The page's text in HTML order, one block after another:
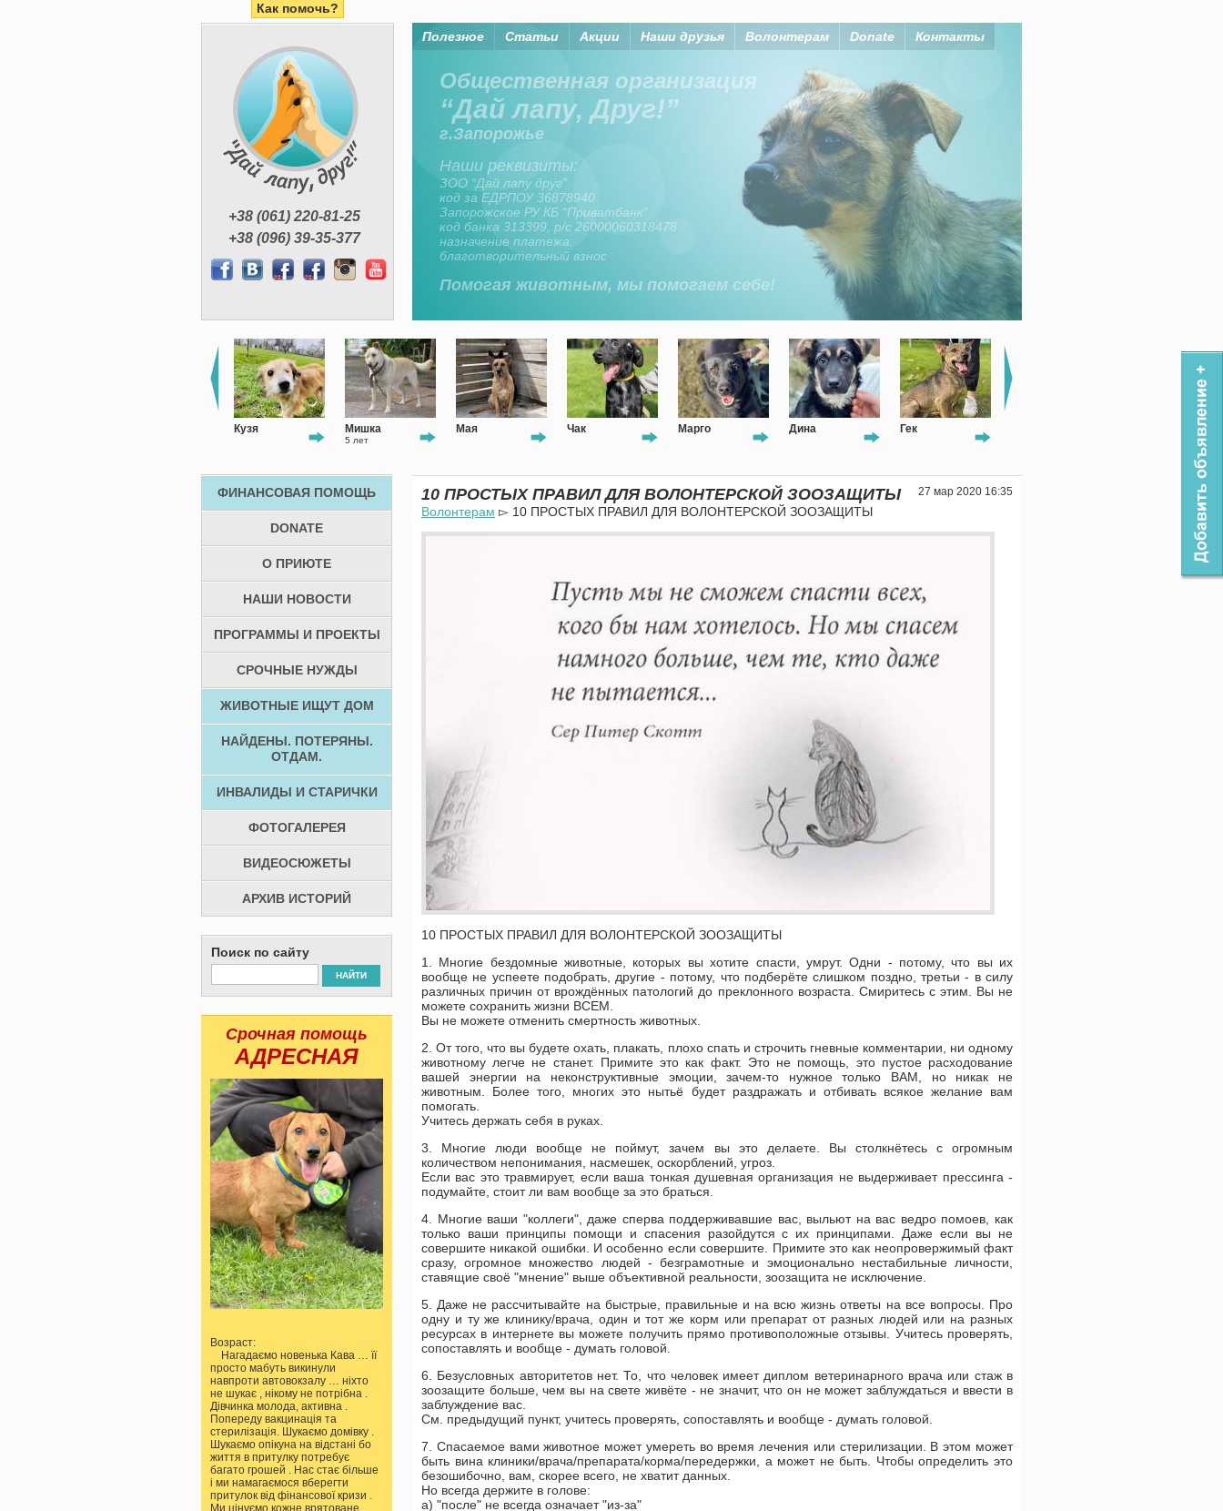
Как помочь?
+38 (061) 220-81-25
+38 (096) 39-35-377
Полезное Статьи Акции Наши друзья Волонтерам Donate Контакты
Помогая животным, мы помогаем себе!
Организация “Дай лапу, друг” существует на
средства членов организаци, а также
неравнодушных горожан
Кузя Мишка
5 лет
Мая Чак Марго Дина Гек
ФИНАНСОВАЯ ПОМОЩЬ
DONATE
О ПРИЮТЕ
НАШИ НОВОСТИ
ПРОГРАММЫ И ПРОЕКТЫ
СРОЧНЫЕ НУЖДЫ
ЖИВОТНЫЕ ИЩУТ ДОМ
НАЙДЕНЫ. ПОТЕРЯНЫ.
ОТДАМ.
ИНВАЛИДЫ И СТАРИЧКИ
ФОТОГАЛЕРЕЯ
ВИДЕОСЮЖЕТЫ
АРХИВ ИСТОРИЙ
Поиск по сайту
НАЙТИ
Срочная помощь
АДРЕСНАЯ
Возраст:
Нагадаємо новенька Кава … її
просто мабуть викинули
навпроти автовокзалу … ніхто
не шукає , нікому не потрібна .
Дівчинка молода, активна .
Попереду вакцинація та
стерилізація. Шукаємо домівку .
Шукаємо опікуна на відстані бо
життя в притулку потребує
багато грошей . Нас стає більше
і ми намагаємося вберегти
притулок від фінансової кризи .
27 мар 2020 16:35
10 ПРОСТЫХ ПРАВИЛ ДЛЯ ВОЛОНТЕРСКОЙ ЗООЗАЩИТЫ
Волонтерам ▻ 10 ПРОСТЫХ ПРАВИЛ ДЛЯ ВОЛОНТЕРСКОЙ ЗООЗАЩИТЫ
10 ПРОСТЫХ ПРАВИЛ ДЛЯ ВОЛОНТЕРСКОЙ ЗООЗАЩИТЫ
1. Многие бездомные животные, которых вы хотите спасти, умрут. Одни - потому, что вы их
вообще не успеете подобрать, другие - потому, что подберёте слишком поздно, третьи - в силу
различных причин от врождённых патологий до преклонного возраста. Смиритесь с этим. Вы не
можете сохранить жизни ВСЕМ.
Вы не можете отменить смертность животных.
2. От того, что вы будете охать, плакать, плохо спать и строчить гневные комментарии, ни одному
животному легче не станет. Примите это как факт. Это не помощь, это пустое расходование
вашей энергии на неконструктивные эмоции, зачем-то нужное только ВАМ, но никак не
животным. Более того, многих это нытьё будет раздражать и отбивать всякое желание вам
помогать.
Учитесь держать себя в руках.
3. Многие люди вообще не поймут, зачем вы это делаете. Вы столкнётесь с огромным
количеством непонимания, насмешек, оскорблений, угроз.
Если вас это травмирует, если ваша тонкая душевная организация не выдерживает прессинга -
подумайте, стоит ли вам вообще за это браться.
4. Многие ваши "коллеги", даже сперва поддерживавшие вас, выльют на вас ведро помоев, как
только ваши принципы помощи и спасения разойдутся с их принципами. Даже если вы не
совершите никакой ошибки. И особенно если совершите. Примите это как неопровержимый факт
сразу, огромное множество людей - безграмотные и эмоционально нестабильные личности,
ставящие своё "мнение" выше объективной реальности, зоозащита не исключение.
5. Даже не рассчитывайте на быстрые, правильные и на всю жизнь ответы на все вопросы. Про
одну и ту же клинику/врача, один и тот же корм или препарат от разных людей или на разных
ресурсах в интернете вы можете получить прямо противоположные отзывы. Учитесь проверять,
сопоставлять и вообще - думать головой.
6. Безусловных авторитетов нет. То, что человек имеет диплом ветеринарного врача или стаж в
зоозащите больше, чем вы на свете живёте - не значит, что он не может заблуждаться и ввести в
заблуждение вас.
См. предыдущий пункт, учитесь проверять, сопоставлять и вообще - думать головой.
7. Спасаемое вами животное может умереть во время лечения или стерилизации. В этом может
быть вина клиники/врача/препарата/корма/передержки, а может не быть. Чтобы определить это
безошибочно, вам, скорее всего, не хватит данных.
Но всегда держите в голове:
а) "после" не всегда означает "из-за"